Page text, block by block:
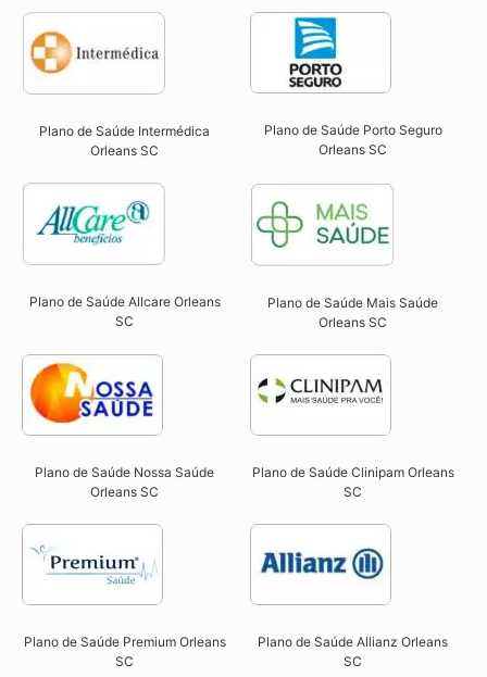
Plano de Saúde Intermédica
Orleans SC​
Plano de Saúde Porto Seguro
Orleans SC​
Plano de Saúde Allcare Orleans
SC​
Plano de Saúde Mais Saúde
Orleans SC
Plano de Saúde Nossa Saúde
Orleans SC​
Plano de Saúde Clinipam Orleans
SC​
Plano de Saúde Premium Orleans
SC​
Plano de Saúde Allianz Orleans
SC​